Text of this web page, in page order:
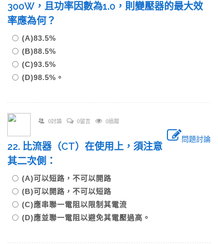
300W，且功率因數為1.0，則變壓器的最大效
率應為何？
(A)83.5%
(B)88.5%
(C)93.5%
(D)98.5%。
0討論 0留言 0追蹤
問題討論
22. 比流器（CT）在使用上，須注意
其二次側：
(A)可以短路，不可以開路
(B)可以開路，不可以短路
(C)應串聯一電阻以限制其電流
(D)應並聯一電阻以避免其電壓過高。